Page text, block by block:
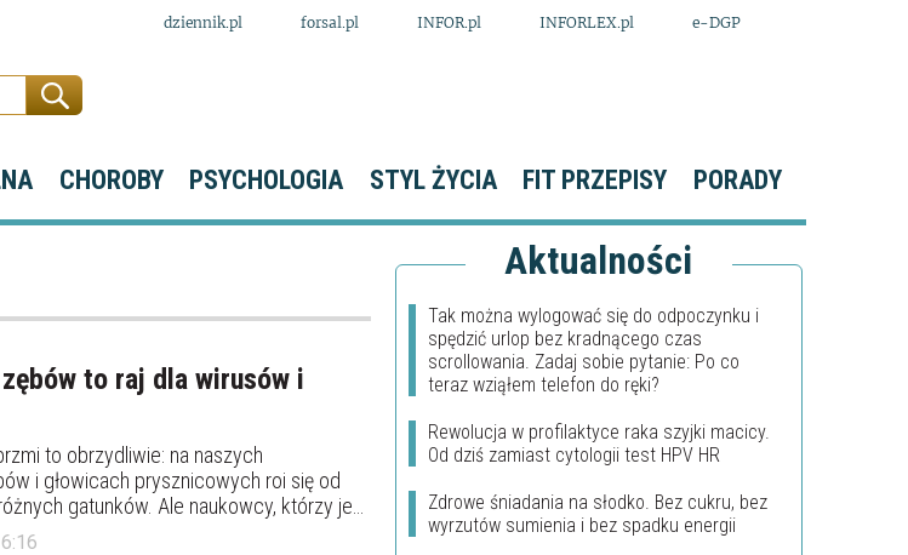
dziennik.pl forsal.pl INFOR.pl INFORLEX.pl e-DGP
CHOROBY PSYCHOLOGIA STYL ŻYCIA FIT PRZEPISY PORADY
to raj dla wirusów i
to obrzydliwie: na naszych
i głowicach prysznicowych roi się od
gatunków. Ale naukowcy, którzy je
wieści.
Aktualności
Tak można wylogować się do odpoczynku i
spędzić urlop bez kradnącego czas
scrollowania. Zadaj sobie pytanie: Po co
teraz wziąłem telefon do ręki?
Rewolucja w profilaktyce raka szyjki macicy.
Od dziś zamiast cytologii test HPV HR
Zdrowe śniadania na słodko. Bez cukru, bez
wyrzutów sumienia i bez spadku energii